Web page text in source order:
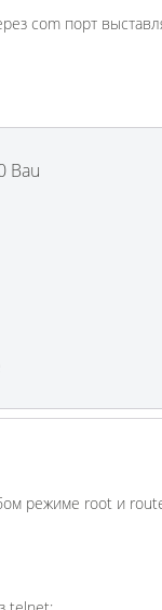
com порт
Bau
режиме root и